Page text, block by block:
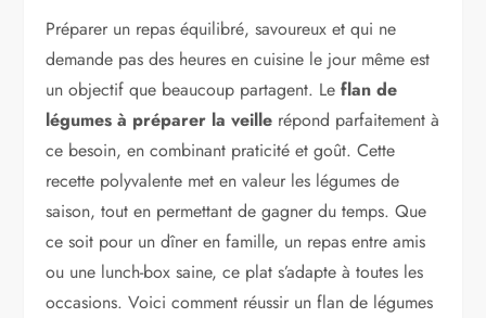
Préparer un repas équilibré, savoureux et qui ne
demande pas des heures en cuisine le jour même est
un objectif que beaucoup partagent. Leflan de
légumes à préparer la veille répond parfaitement à
ce besoin, en combinant praticité et goût. Cette
recette polyvalente met en valeur les légumes de
saison, tout en permettant de gagner du temps. Que
ce soit pour un dîner en famille, un repas entre amis
ou une lunch-box saine, ce plat s’adapte à toutes les
occasions. Voici comment réussir un flan de légumes